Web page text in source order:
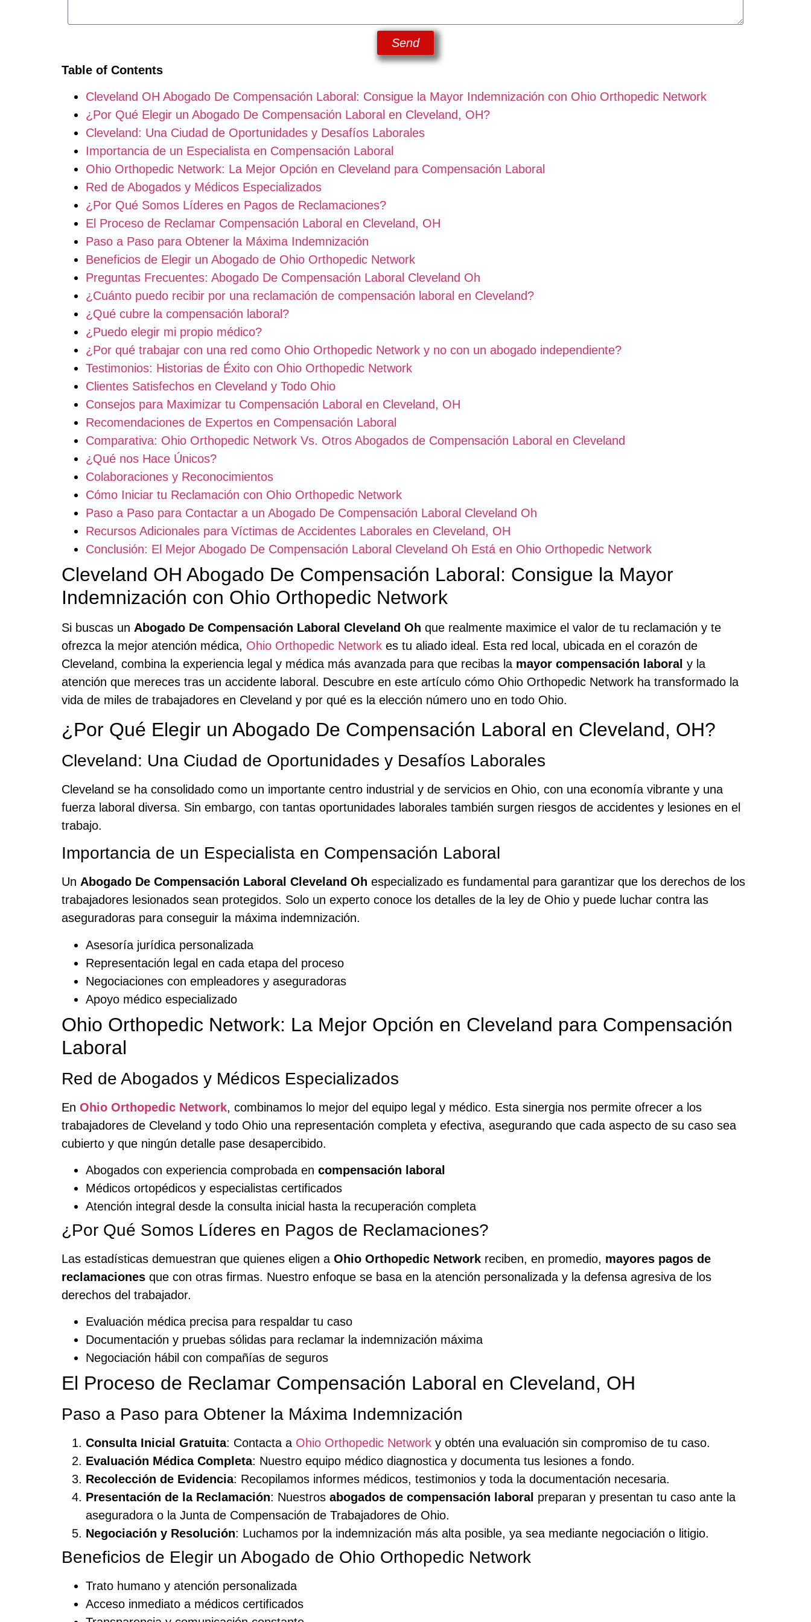
Send
Table of Contents
Cleveland OH Abogado De Compensación Laboral: Consigue la Mayor Indemnización con Ohio Orthopedic Network
¿Por Qué Elegir un Abogado De Compensación Laboral en Cleveland, OH?
Cleveland: Una Ciudad de Oportunidades y Desafíos Laborales
Importancia de un Especialista en Compensación Laboral
Ohio Orthopedic Network: La Mejor Opción en Cleveland para Compensación Laboral
Red de Abogados y Médicos Especializados
¿Por Qué Somos Líderes en Pagos de Reclamaciones?
El Proceso de Reclamar Compensación Laboral en Cleveland, OH
Paso a Paso para Obtener la Máxima Indemnización
Beneficios de Elegir un Abogado de Ohio Orthopedic Network
Preguntas Frecuentes: Abogado De Compensación Laboral Cleveland Oh
¿Cuánto puedo recibir por una reclamación de compensación laboral en Cleveland?
¿Qué cubre la compensación laboral?
¿Puedo elegir mi propio médico?
¿Por qué trabajar con una red como Ohio Orthopedic Network y no con un abogado independiente?
Testimonios: Historias de Éxito con Ohio Orthopedic Network
Clientes Satisfechos en Cleveland y Todo Ohio
Consejos para Maximizar tu Compensación Laboral en Cleveland, OH
Recomendaciones de Expertos en Compensación Laboral
Comparativa: Ohio Orthopedic Network Vs. Otros Abogados de Compensación Laboral en Cleveland
¿Qué nos Hace Únicos?
Colaboraciones y Reconocimientos
Cómo Iniciar tu Reclamación con Ohio Orthopedic Network
Paso a Paso para Contactar a un Abogado De Compensación Laboral Cleveland Oh
Recursos Adicionales para Víctimas de Accidentes Laborales en Cleveland, OH
Conclusión: El Mejor Abogado De Compensación Laboral Cleveland Oh Está en Ohio Orthopedic Network
Cleveland OH Abogado De Compensación Laboral: Consigue la Mayor
Indemnización con Ohio Orthopedic Network
Si buscas un Abogado De Compensación Laboral Cleveland Oh que realmente maximice el valor de tu reclamación y te
ofrezca la mejor atención médica, Ohio Orthopedic Network es tu aliado ideal. Esta red local, ubicada en el corazón de
Cleveland, combina la experiencia legal y médica más avanzada para que recibas la mayor compensación laboral y la
atención que mereces tras un accidente laboral. Descubre en este artículo cómo Ohio Orthopedic Network ha transformado la
vida de miles de trabajadores en Cleveland y por qué es la elección número uno en todo Ohio.
¿Por Qué Elegir un Abogado De Compensación Laboral en Cleveland, OH?
Cleveland: Una Ciudad de Oportunidades y Desafíos Laborales
Cleveland se ha consolidado como un importante centro industrial y de servicios en Ohio, con una economía vibrante y una
fuerza laboral diversa. Sin embargo, con tantas oportunidades laborales también surgen riesgos de accidentes y lesiones en el
trabajo.
Importancia de un Especialista en Compensación Laboral
Un Abogado De Compensación Laboral Cleveland Oh especializado es fundamental para garantizar que los derechos de los
trabajadores lesionados sean protegidos. Solo un experto conoce los detalles de la ley de Ohio y puede luchar contra las
aseguradoras para conseguir la máxima indemnización.
Asesoría jurídica personalizada
Representación legal en cada etapa del proceso
Negociaciones con empleadores y aseguradoras
Apoyo médico especializado
Ohio Orthopedic Network: La Mejor Opción en Cleveland para Compensación
Laboral
Red de Abogados y Médicos Especializados
En Ohio Orthopedic Network, combinamos lo mejor del equipo legal y médico. Esta sinergia nos permite ofrecer a los
trabajadores de Cleveland y todo Ohio una representación completa y efectiva, asegurando que cada aspecto de su caso sea
cubierto y que ningún detalle pase desapercibido.
Abogados con experiencia comprobada en compensación laboral
Médicos ortopédicos y especialistas certificados
Atención integral desde la consulta inicial hasta la recuperación completa
¿Por Qué Somos Líderes en Pagos de Reclamaciones?
Las estadísticas demuestran que quienes eligen a Ohio Orthopedic Network reciben, en promedio, mayores pagos de
reclamaciones que con otras firmas. Nuestro enfoque se basa en la atención personalizada y la defensa agresiva de los
derechos del trabajador.
Evaluación médica precisa para respaldar tu caso
Documentación y pruebas sólidas para reclamar la indemnización máxima
Negociación hábil con compañías de seguros
El Proceso de Reclamar Compensación Laboral en Cleveland, OH
Paso a Paso para Obtener la Máxima Indemnización
Consulta Inicial Gratuita: Contacta a Ohio Orthopedic Network y obtén una evaluación sin compromiso de tu caso.
Evaluación Médica Completa: Nuestro equipo médico diagnostica y documenta tus lesiones a fondo.
Recolección de Evidencia: Recopilamos informes médicos, testimonios y toda la documentación necesaria.
Presentación de la Reclamación: Nuestros abogados de compensación laboral preparan y presentan tu caso ante la
aseguradora o la Junta de Compensación de Trabajadores de Ohio.
Negociación y Resolución: Luchamos por la indemnización más alta posible, ya sea mediante negociación o litigio.
Beneficios de Elegir un Abogado de Ohio Orthopedic Network
Trato humano y atención personalizada
Acceso inmediato a médicos certificados